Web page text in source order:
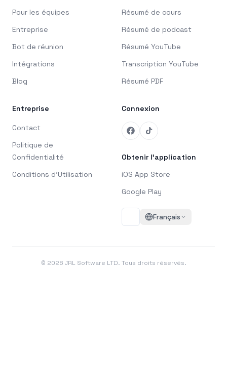
Pour les équipes
Entreprise
Bot de réunion
Intégrations
Blog
Résumé de cours
Résumé de podcast
Résumé YouTube
Transcription YouTube
Résumé PDF
Entreprise
Contact
Politique de
Confidentialité
Conditions d'Utilisation
Connexion
Obtenir l'application
iOS App Store
Google Play
Français
© 2026 JRL Software LTD. Tous droits réservés.